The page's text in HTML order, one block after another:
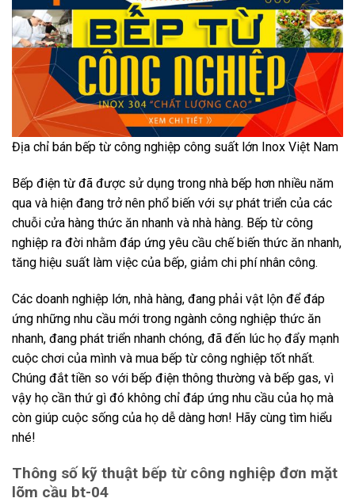
Địa chỉ bán bếp từ công nghiệp công suất lớn Inox Việt Nam
Bếp điện từ đã được sử dụng trong nhà bếp hơn nhiều năm
qua và hiện đang trở nên phổ biến với sự phát triển của các
chuỗi cửa hàng thức ăn nhanh và nhà hàng. Bếp từ công
nghiệp ra đời nhằm đáp ứng yêu cầu chế biến thức ăn nhanh,
tăng hiệu suất làm việc của bếp, giảm chi phí nhân công.
Các doanh nghiệp lớn, nhà hàng, đang phải vật lộn để đáp
ứng những nhu cầu mới trong ngành công nghiệp thức ăn
nhanh, đang phát triển nhanh chóng, đã đến lúc họ đẩy mạnh
cuộc chơi của mình và mua bếp từ công nghiệp tốt nhất.
Chúng đắt tiền so với bếp điện thông thường và bếp gas, vì
vậy họ cần thứ gì đó không chỉ đáp ứng nhu cầu của họ mà
còn giúp cuộc sống của họ dễ dàng hơn! Hãy cùng tìm hiểu
nhé!
Thông số kỹ thuật bếp từ công nghiệp đơn mặt
lõm cầu bt-04